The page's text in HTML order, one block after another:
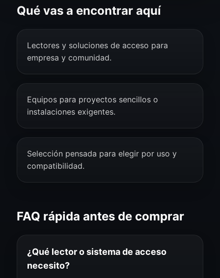
Qué vas a encontrar aquí
Lectores y soluciones de acceso para
empresa y comunidad.
Equipos para proyectos sencillos o
instalaciones exigentes.
Selección pensada para elegir por uso y
compatibilidad.
FAQ rápida antes de comprar
¿Qué lector o sistema de acceso
necesito?